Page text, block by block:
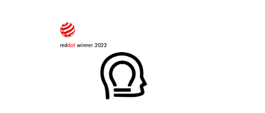
Lecteur de carte SD
HDMI™ 2.1
(8K @ 60 Hz / 4K @ 120 Hz)